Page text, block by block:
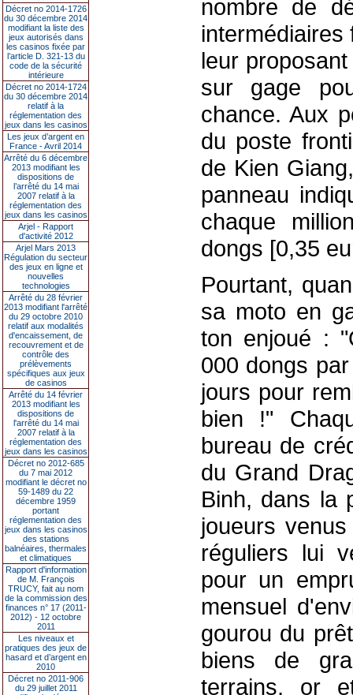
Décret no 2014-1726
du 30 décembre 2014
modifiant la liste des
jeux autorisés dans
les casinos fixée par
l’article D. 321-13 du
code de la sécurité
intérieure
Décret no 2014-1724
du 30 décembre 2014
relatif à la
réglementation des
jeux dans les casinos
Les jeux d’argent en
France - Avril 2014
Arrêté du 6 décembre
2013 modifiant les
dispositions de
l’arrêté du 14 mai
2007 relatif à la
réglementation des
jeux dans les casinos
Arjel - Rapport
d'activité 2012
Arjel Mars 2013
Régulation du secteur
des jeux en ligne et
nouvelles
technologies
Arrêté du 28 février
2013 modifiant l'arrêté
du 29 octobre 2010
relatif aux modalités
d'encaissement, de
recouvrement et de
contrôle des
prélèvements
spécifiques aux jeux
de casinos
Arrêté du 14 février
2013 modifiant les
dispositions de
l'arrêté du 14 mai
2007 relatif à la
réglementation des
jeux dans les casinos
Décret no 2012-685
du 7 mai 2012
modifiant le décret no
59-1489 du 22
décembre 1959
portant
réglementation des
jeux dans les casinos
des stations
balnéaires, thermales
et climatiques
Rapport d'information
de M. François
TRUCY, fait au nom
de la commission des
finances n° 17 (2011-
2012) - 12 octobre
2011
Les niveaux et
pratiques des jeux de
hasard et d’argent en
2010
Décret no 2011-906
du 29 juillet 2011
nombre de
leur
sur gage
chance. Aux
du poste
de Kien
panneau
chaque
dongs [0,35
Pourtant,
sa moto en
ton enjoué :
000 dongs
jours pour
bien !"
bureau de
du Grand
Binh, dans la
joueurs
réguliers lui
pour un
mensuel
gourou du
biens de
terrains, or